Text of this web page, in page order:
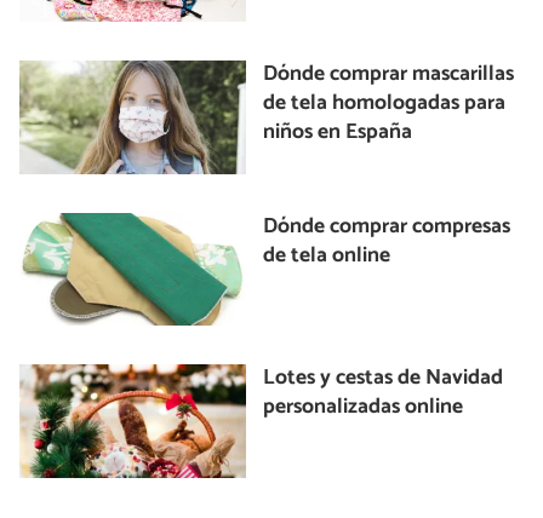
Dónde comprar mascarillas
de tela homologadas para
niños en España
Dónde comprar compresas
de tela online
Lotes y cestas de Navidad
personalizadas online